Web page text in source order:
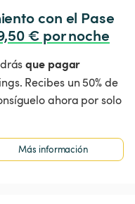
con el Pase
€ por noche
que pagar
Recibes un 50% de
ahora por solo
Más información